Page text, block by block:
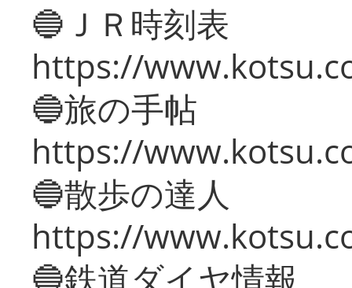
🔵ＪＲ時刻表
https://
🔵旅の手帖
https://
🔵散歩の達人
https://
🔵鉄道ダイヤ情報